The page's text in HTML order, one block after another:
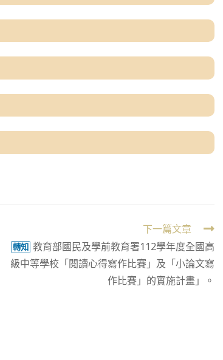
下一篇文章
轉知 教育部國民及學前教育署112學年度全國高
級中等學校「閱讀心得寫作比賽」及「小論文寫
作比賽」的實施計畫」。